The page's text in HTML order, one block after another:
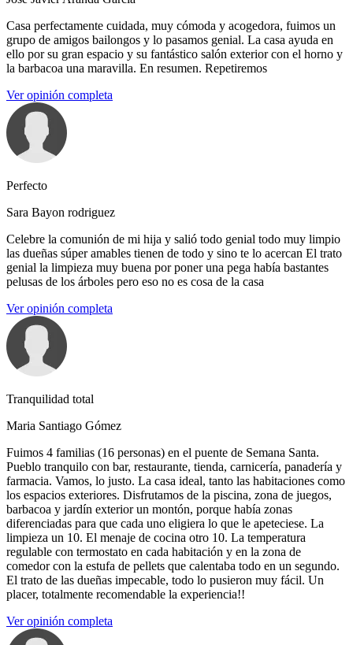
Casa perfectamente cuidada, muy cómoda y acogedora, fuimos un
grupo de amigos bailongos y lo pasamos genial. La casa ayuda en
ello por su gran espacio y su fantástico salón exterior con el horno y
la barbacoa una maravilla. En resumen. Repetiremos
Ver opinión completa
Perfecto
Sara Bayon rodriguez
Celebre la comunión de mi hija y salió todo genial todo muy limpio
las dueñas súper amables tienen de todo y sino te lo acercan El trato
genial la limpieza muy buena por poner una pega había bastantes
pelusas de los árboles pero eso no es cosa de la casa
Ver opinión completa
Tranquilidad total
Maria Santiago Gómez
Fuimos 4 familias (16 personas) en el puente de Semana Santa.
Pueblo tranquilo con bar, restaurante, tienda, carnicería, panadería y
farmacia. Vamos, lo justo. La casa ideal, tanto las habitaciones como
los espacios exteriores. Disfrutamos de la piscina, zona de juegos,
barbacoa y jardín exterior un montón, porque había zonas
diferenciadas para que cada uno eligiera lo que le apeteciese. La
limpieza un 10. El menaje de cocina otro 10. La temperatura
regulable con termostato en cada habitación y en la zona de
comedor con la estufa de pellets que calentaba todo en un segundo.
El trato de las dueñas impecable, todo lo pusieron muy fácil. Un
placer, totalmente recomendable la experiencia!!
Ver opinión completa